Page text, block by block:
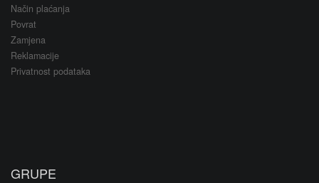
Način plaćanja
Povrat
Zamjena
Reklamacije
Privatnost podataka
GRUPE